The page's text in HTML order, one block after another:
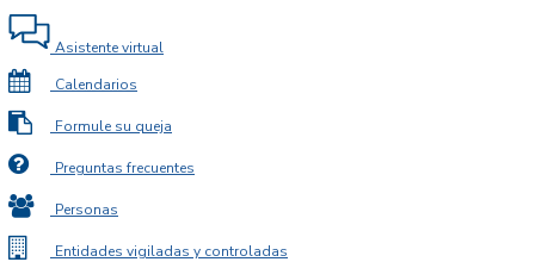
Asistente virtual
Calendarios
Formule su queja
Preguntas frecuentes
Personas
Entidades vigiladas y controladas